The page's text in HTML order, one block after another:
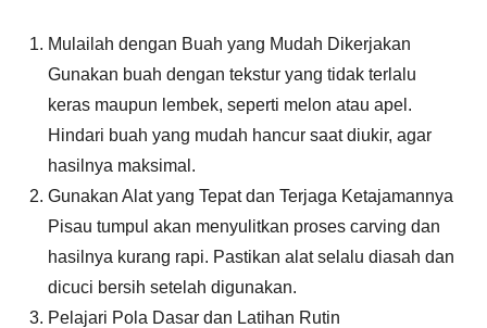
Mulailah dengan Buah yang Mudah Dikerjakan
Gunakan buah dengan tekstur yang tidak terlalu
keras maupun lembek, seperti melon atau apel.
Hindari buah yang mudah hancur saat diukir, agar
hasilnya maksimal.
Gunakan Alat yang Tepat dan Terjaga Ketajamannya
Pisau tumpul akan menyulitkan proses carving dan
hasilnya kurang rapi. Pastikan alat selalu diasah dan
dicuci bersih setelah digunakan.
Pelajari Pola Dasar dan Latihan Rutin